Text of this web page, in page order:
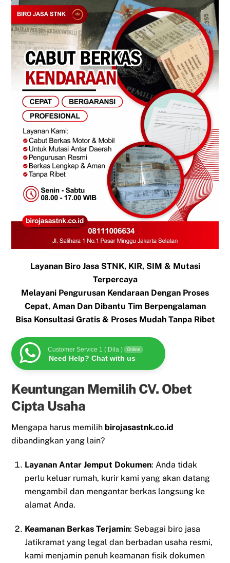
Layanan Biro Jasa STNK, KIR, SIM & Mutasi
Terpercaya
Melayani Pengurusan Kendaraan Dengan Proses
Cepat, Aman Dan Dibantu Tim Berpengalaman
Bisa Konsultasi Gratis & Proses Mudah Tanpa Ribet
Customer Service 1 ( Dila ) Online
Need Help? Chat with us
Keuntungan Memilih CV. Obet
Cipta Usaha
Mengapa harus memilih birojasastnk.co.id
dibandingkan yang lain?
Layanan Antar Jemput Dokumen: Anda tidak
perlu keluar rumah, kurir kami yang akan datang
mengambil dan mengantar berkas langsung ke
alamat Anda.
Keamanan Berkas Terjamin: Sebagai biro jasa
Jatikramat yang legal dan berbadan usaha resmi,
kami menjamin penuh keamanan fisik dokumen